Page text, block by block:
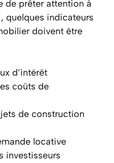
de prêter attention à
quelques indicateurs
doivent être
d’intérêt
coûts de
de construction
locative
investisseurs